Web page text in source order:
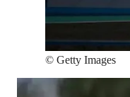
© Getty Images